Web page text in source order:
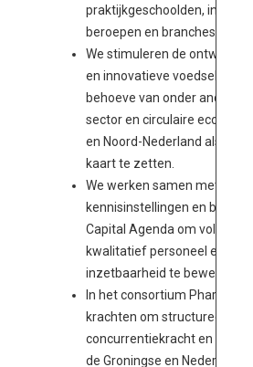
praktijkgeschoolden,
beroepen en branches.
We stimuleren de
en innovatieve
behoeve van onder andere
sector en circulaire
en Noord-Nederland als
kaart te zetten.
We werken samen met
kennisinstellingen en
Capital Agenda om
kwalitatief personeel en
inzetbaarheid te
In het consortium
krachten om structureel de
concurrentiekracht en
de Groningse en